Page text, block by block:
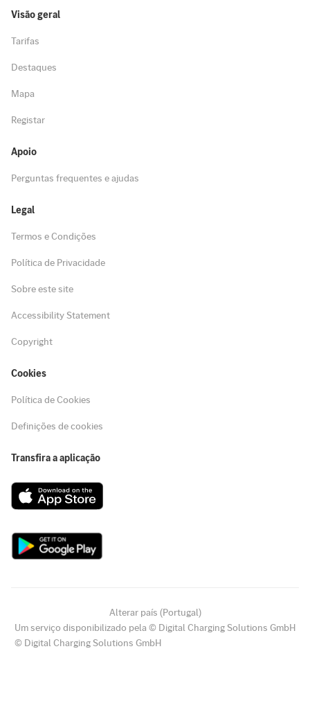
Visão geral
Tarifas
Destaques
Mapa
Registar
Apoio
Perguntas frequentes e ajudas
Legal
Termos e Condições
Política de Privacidade
Sobre este site
Accessibility Statement
Copyright
Cookies
Política de Cookies
Definições de cookies
Transfira a aplicação
Alterar país (Portugal)
Um serviço disponibilizado pela © Digital Charging Solutions GmbH
© Digital Charging Solutions GmbH